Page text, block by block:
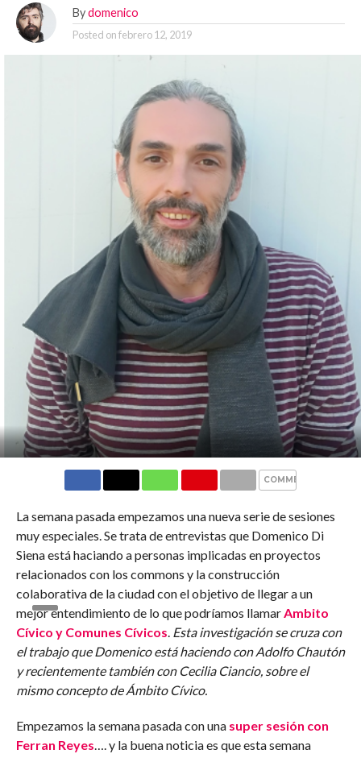
By domenico
Posted onfebrero 12, 2019
COMMENTS
La semana pasada empezamos una nueva serie de sesiones
muy especiales. Se trata de entrevistas que Domenico Di
Siena está haciando a personas implicadas en proyectos
relacionados con los commons y la construcción
colaborativa de la ciudad con el objetivo de llegar a un
mejor entendimiento de lo que podríamos llamarAmbito
Cívico y Comunes Cívicos Esta investigación se cruza con
el trabajo que Domenico está haciendo con Adolfo Chautón
y recientemente también con Cecilia Ciancio, sobre el
mismo concepto de Ámbito Cívico.
Empezamos la semana pasada con una super sesión con
Ferran Reyes …. y la buena noticia es que esta semana